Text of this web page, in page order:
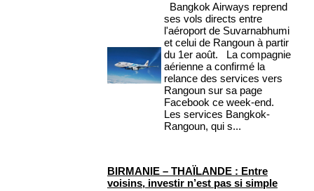
Bangkok Airways reprend
ses vols directs entre
l'aéroport de Suvarnabhumi
et celui de Rangoun à partir
du 1er août. La compagnie
aérienne a confirmé la
relance des services vers
Rangoun sur sa page
Facebook ce week-end.
Les services Bangkok-
Rangoun, qui s...
BIRMANIE – THAÏLANDE : Entre
voisins, investir n’est pas si simple